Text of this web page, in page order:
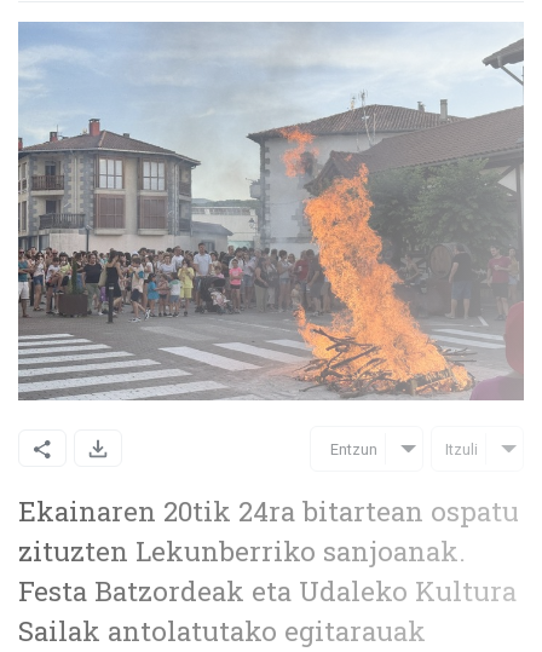
Entzun Itzuli
Ekainaren 20tik 24ra bitartean ospatu
zituzten Lekunberriko sanjoanak.
Festa Batzordeak eta Udaleko Kultura
Sailak antolatutako egitarauak